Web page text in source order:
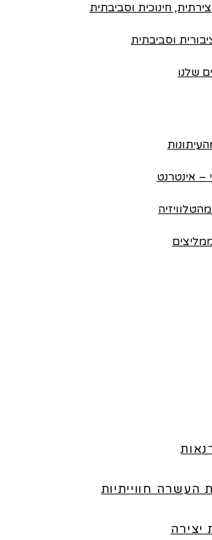
חינוכית וסביבתית
וסביבתית
שלנו
– אינטרנט
העשרה חווייתיות
יצירה